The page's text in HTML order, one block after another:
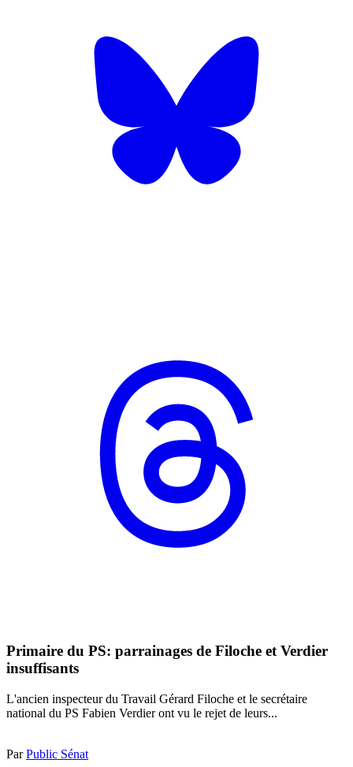
Primaire du PS: parrainages de Filoche et Verdier
insuffisants
L'ancien inspecteur du Travail Gérard Filoche et le secrétaire
national du PS Fabien Verdier ont vu le rejet de leurs...
ParPublic Sénat